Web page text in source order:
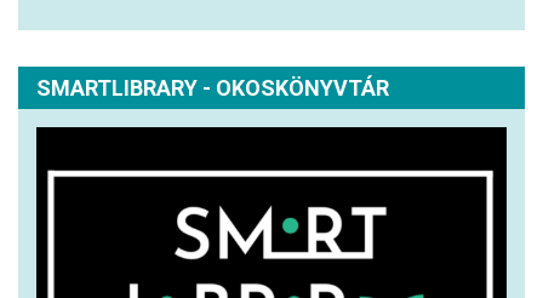
SMARTLIBRARY - OKOSKÖNYVTÁR